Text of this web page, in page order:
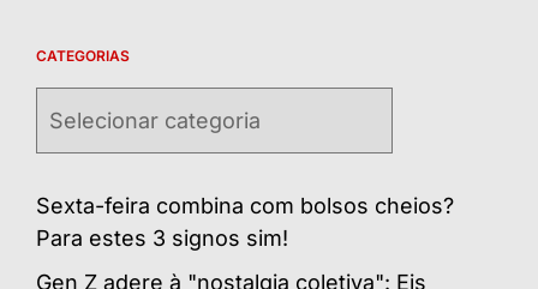
CATEGORIAS
Sexta-feira combina com bolsos cheios?
Para estes 3 signos sim!
Gen Z adere à "nostalgia coletiva": Eis